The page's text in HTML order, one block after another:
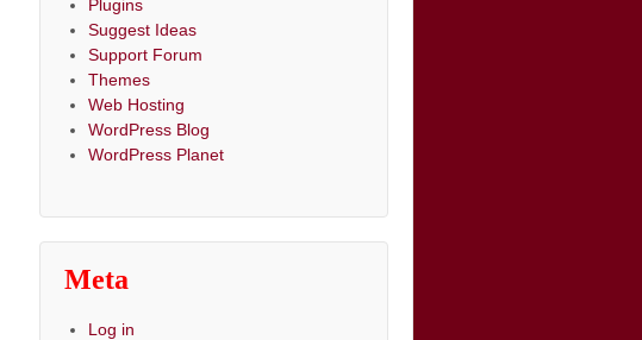
Plugins
Suggest Ideas
Support Forum
Themes
Web Hosting
WordPress Blog
WordPress Planet
Meta
Log in